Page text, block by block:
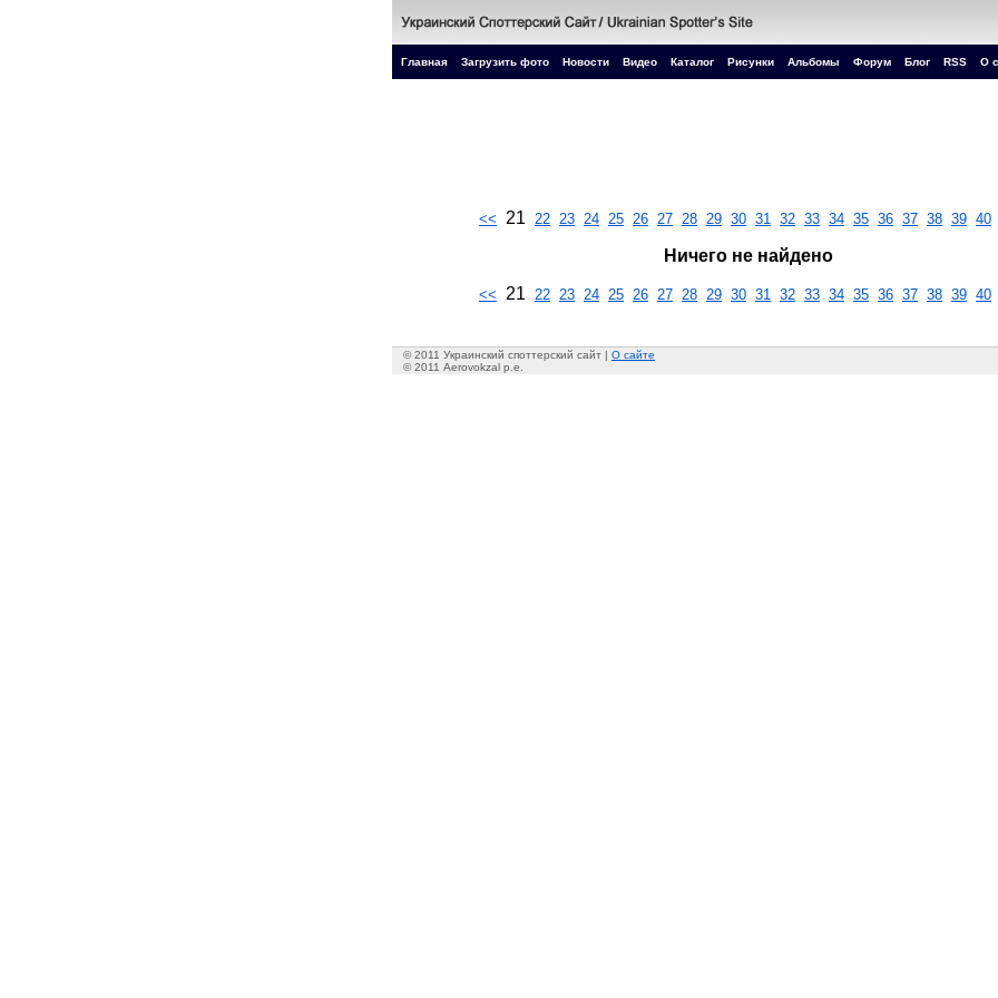
Главная Загрузить фото Новости Видео Каталог Рисунки Альбомы Форум Блог RSS О
<< 21 22 23 24 25 26 27 28 29 30 31 32 33 34 35 36 37 38 39 40
Ничего не найдено
<< 21 22 23 24 25 26 27 28 29 30 31 32 33 34 35 36 37 38 39 40
© 2011 Украинский споттерский сайт | О сайте
© 2011 Aerovokzal p.e.